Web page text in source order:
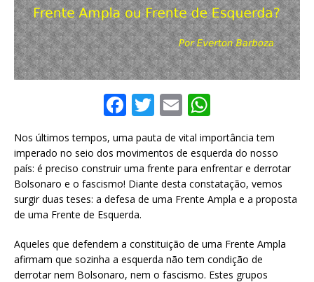
F
c
e
b
o
o
k
T
w
it
te
r
E
m
ai
l
h
at
s
A
p
Nos últimos tempos, uma pauta de vital importância tem
imperado no seio dos movimentos de esquerda do nosso
país: é preciso construir uma frente para enfrentar e derrotar
Bolsonaro e o fascismo! Diante desta constatação, vemos
surgir duas teses: a defesa de uma Frente Ampla e a proposta
de uma Frente de Esquerda.
Aqueles que defendem a constituição de uma Frente Ampla
afirmam que sozinha a esquerda não tem condição de
derrotar nem Bolsonaro, nem o fascismo. Estes grupos